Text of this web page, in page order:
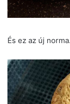
És ez az új norma.